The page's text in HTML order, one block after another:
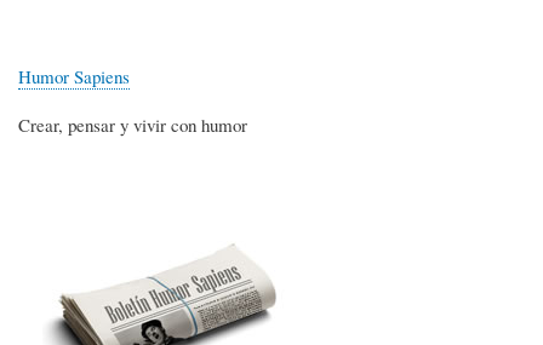
Humor Sapiens
Crear, pensar y vivir con humor